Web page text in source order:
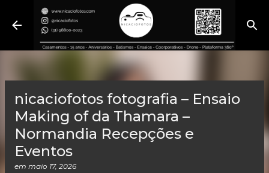
Pular para o conteúdo principal
nicaciofotos fotografia – Ensaio
Making of da Thamara –
Normandia Recepções e
Eventos
em maio 17, 2026